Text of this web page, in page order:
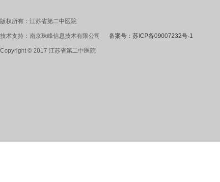
版权所有：江苏省第二中医院
技术支持：南京珠峰信息技术有限公司 备案号：苏ICP备09007232号-1
Copyright © 2017 江苏省第二中医院